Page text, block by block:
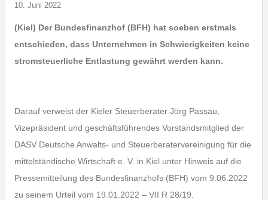
10. Juni 2022
(Kiel) Der Bundesfinanzhof (BFH) hat soeben erstmals
entschieden, dass Unternehmen in Schwierigkeiten keine
stromsteuerliche Entlastung gewährt werden kann.
Darauf verweist der Kieler Steuerberater Jörg Passau,
Vizepräsident und geschäftsführendes Vorstandsmitglied der
DASV Deutsche Anwalts- und Steuerberatervereinigung für die
mittelständische Wirtschaft e. V. in Kiel unter Hinweis auf die
Pressemitteilung des Bundesfinanzhofs (BFH) vom 9.06.2022
zu seinem Urteil vom 19.01.2022 – VII R 28/19.